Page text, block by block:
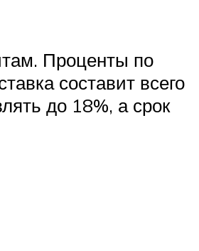
Проценты по
составит всего
до 18%, а срок